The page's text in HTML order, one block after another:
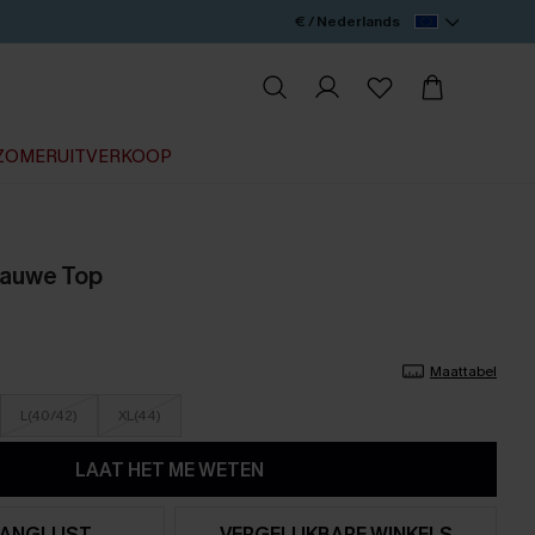
€ / Nederlands
Top
Maattabel
L(40/42) XL(44)
LAAT HET ME WETEN